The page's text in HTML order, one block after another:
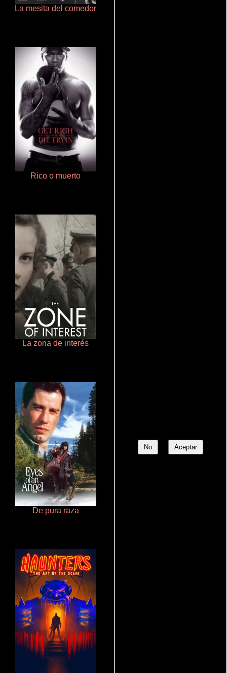
No Aceptar
La mesita del comedor
Rico o muerto
La zona de interés
De pura raza